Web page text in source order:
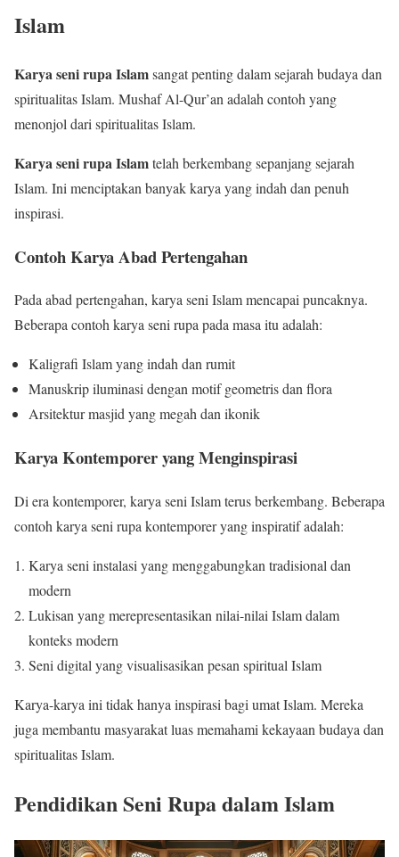
Islam
Karya seni rupa Islamsangat penting dalam sejarah budaya dan
spiritualitas Islam. Mushaf Al-Qur’an adalah contoh yang
menonjol dari spiritualitas Islam.
Karya seni rupa Islamtelah berkembang sepanjang sejarah
Islam. Ini menciptakan banyak karya yang indah dan penuh
inspirasi.
Contoh Karya Abad Pertengahan
Pada abad pertengahan, karya seni Islam mencapai puncaknya.
Beberapa contoh karya seni rupa pada masa itu adalah:
Kaligrafi Islam yang indah dan rumit
Manuskrip iluminasi dengan motif geometris dan flora
Arsitektur masjid yang megah dan ikonik
Karya Kontemporer yang Menginspirasi
Di era kontemporer, karya seni Islam terus berkembang. Beberapa
contoh karya seni rupa kontemporer yang inspiratif adalah:
Karya seni instalasi yang menggabungkan tradisional dan
modern
Lukisan yang merepresentasikan nilai-nilai Islam dalam
konteks modern
Seni digital yang visualisasikan pesan spiritual Islam
Karya-karya ini tidak hanya inspirasi bagi umat Islam. Mereka
juga membantu masyarakat luas memahami kekayaan budaya dan
spiritualitas Islam.
Pendidikan Seni Rupa dalam Islam